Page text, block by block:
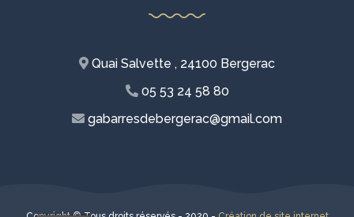
Quai Salvette , 24100 Bergerac
05 53 24 58 80
gabarresdebergerac@gmail.com